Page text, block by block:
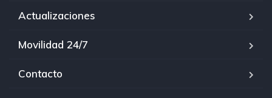
Actualizaciones
Movilidad 24/7
Contacto